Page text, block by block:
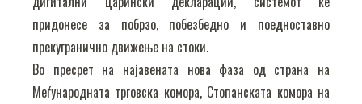
придонесе за побрзо, побезбедно и поедноставно
прекугранично движење на стоки.
Во пресрет на најавената нова фаза од страна на
Меѓународната трговска комора, Стопанската комора на